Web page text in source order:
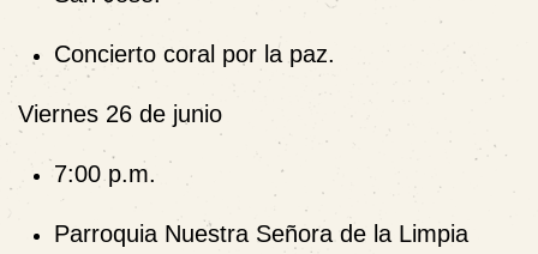
Concierto coral por la paz.
Viernes 26 de junio
7:00 p.m.
Parroquia Nuestra Señora de la Limpia